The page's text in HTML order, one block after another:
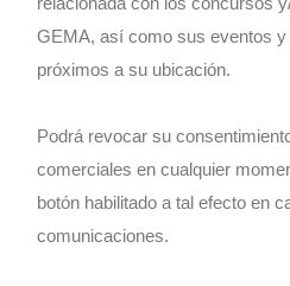
GEMA, así como sus eventos
próximos a su ubicación.
Podrá revocar su
comerciales en cualquier
botón habilitado a tal efecto en
comunicaciones.